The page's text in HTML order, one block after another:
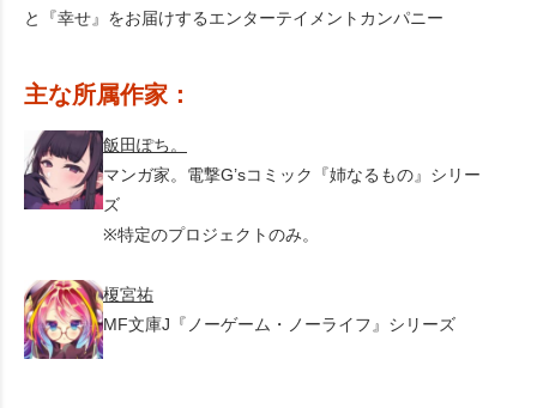
と『幸せ』をお届けするエンターテイメントカンパニー
主な所属作家：
飯田ぽち。
マンガ家。電撃G’sコミック『姉なるもの』シリー
ズ
※特定のプロジェクトのみ。
榎宮祐
MF文庫J『ノーゲーム・ノーライフ』シリーズ